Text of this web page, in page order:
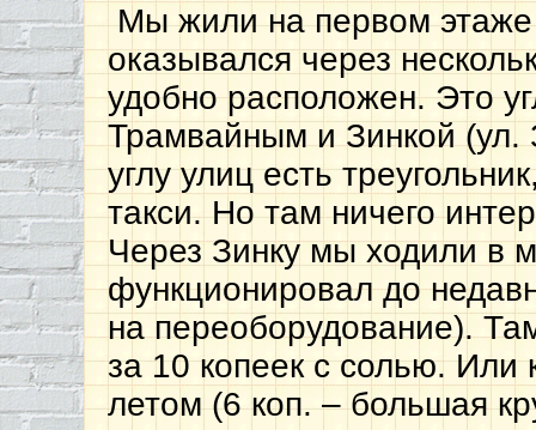
Мы жили на первом этаже
оказывался через
удобно расположен. Это
Трамвайным и Зинкой
углу улиц есть
такси. Но там ничего
Через Зинку мы ходили в
функционировал до
на переоборудование).
за 10 копеек с солью. Или
летом (6 коп. – большая